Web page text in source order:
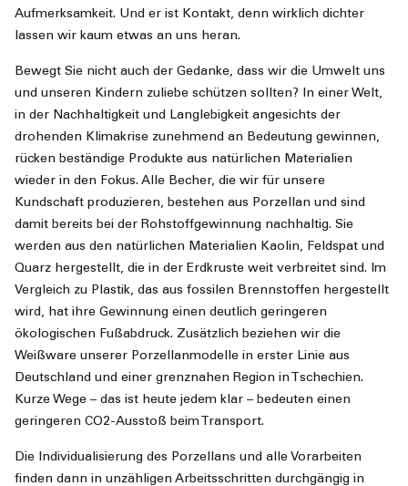
Aufmerksamkeit. Und er ist Kontakt, denn wirklich dichter
lassen wir kaum etwas an uns heran.
Bewegt Sie nicht auch der Gedanke, dass wir die Umwelt uns
und unseren Kindern zuliebe schützen sollten? In einer Welt,
in der Nachhaltigkeit und Langlebigkeit angesichts der
drohenden Klimakrise zunehmend an Bedeutung gewinnen,
rücken beständige Produkte aus natürlichen Materialien
wieder in den Fokus. Alle Becher, die wir für unsere
Kundschaft produzieren, bestehen aus Porzellan und sind
damit bereits bei der Rohstoffgewinnung nachhaltig. Sie
werden aus den natürlichen Materialien Kaolin, Feldspat und
Quarz hergestellt, die in der Erdkruste weit verbreitet sind. Im
Vergleich zu Plastik, das aus fossilen Brennstoffen hergestellt
wird, hat ihre Gewinnung einen deutlich geringeren
ökologischen Fußabdruck. Zusätzlich beziehen wir die
Weißware unserer Porzellanmodelle in erster Linie aus
Deutschland und einer grenznahen Region in Tschechien.
Kurze Wege – das ist heute jedem klar – bedeuten einen
geringeren CO2-Ausstoß beim Transport.
Die Individualisierung des Porzellans und alle Vorarbeiten
finden dann in unzähligen Arbeitsschritten durchgängig in